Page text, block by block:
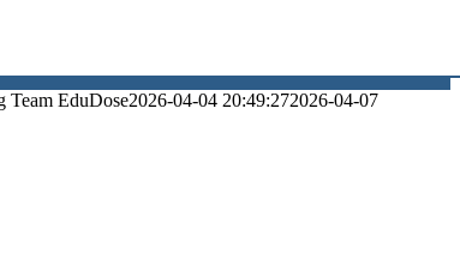
Team EduDose2026-04-04 20:49:272026-04-07